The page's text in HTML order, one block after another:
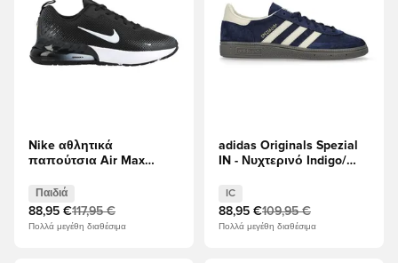
Nike αθλητικά
παπούτσια Air Max
Ανθρακίτης Παιδιά
Παιδιά
88,95 €117,95 €
Πολλά μεγέθη διαθέσιμα
adidas Originals Spezial
IN - Νυχτερινό Indigo/
IC
88,95 €109,95 €
Πολλά μεγέθη διαθέσιμα